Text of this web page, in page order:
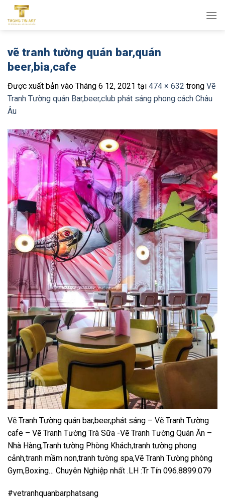
qua
vẽ tranh tường quán bar,quán
beer,bia,cafe
Được xuất bản vào Tháng 6 12, 2021 tại 474 × 632 trong Vẽ
Tranh Tường quán Bar,beer,club phát sáng phong cách Châu
Âu
Vẽ Tranh Tường quán bar,beer,phát sáng – Vẽ Tranh Tường
cafe – Vẽ Tranh Tường Trà Sữa -Vẽ Tranh Tường Quán Ăn –
Nhà Hàng,Tranh tường Phòng Khách,tranh tường phong
cảnh,tranh mầm non,tranh tường spa,Vẽ Tranh Tường phòng
Gym,Boxing… Chuyên Nghiệp nhất .LH :Tr Tín 096.8899.079
#vetranhquanbarphatsang